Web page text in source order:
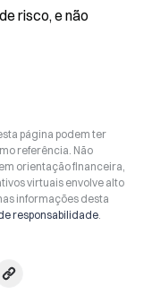
risco, e não
página podem ter
referência. Não
orientação financeira,
virtuais envolve alto
informações desta
responsabilidade.